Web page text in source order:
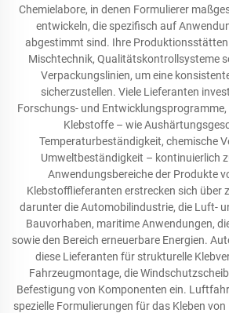
Chemielabore, in denen Formulierer
entwickeln, die spezifisch auf
abgestimmt sind. Ihre
Mischtechnik, Qualitätskontrollsysteme
Verpackungslinien, um eine
sicherzustellen. Viele Lieferanten
Forschungs- und
Klebstoffe – wie
Temperaturbeständigkeit, chemische
Umweltbeständigkeit – kontinuierlich
Anwendungsbereiche der Produkte
Klebstofflieferanten erstrecken sich über
darunter die Automobilindustrie, die Luft-
Bauvorhaben, maritime Anwendungen,
sowie den Bereich erneuerbare Energien.
diese Lieferanten für strukturelle
Fahrzeugmontage, die
Befestigung von Komponenten ein.
spezielle Formulierungen für das Kleben